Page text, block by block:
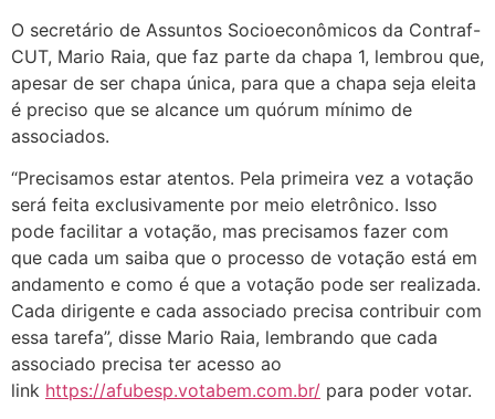
O secretário de Assuntos Socioeconômicos da Contraf-
CUT, Mario Raia, que faz parte da chapa 1, lembrou que,
apesar de ser chapa única, para que a chapa seja eleita
é preciso que se alcance um quórum mínimo de
associados.
“Precisamos estar atentos. Pela primeira vez a votação
será feita exclusivamente por meio eletrônico. Isso
pode facilitar a votação, mas precisamos fazer com
que cada um saiba que o processo de votação está em
andamento e como é que a votação pode ser realizada.
Cada dirigente e cada associado precisa contribuir com
essa tarefa”, disse Mario Raia, lembrando que cada
associado precisa ter acesso ao
link https://afubesp.votabem.com.br/ para poder votar.